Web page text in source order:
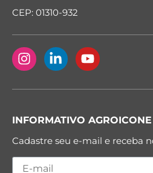
CEP: 01310-932
INFORMATIVO AGROICONE
Cadastre seu e-mail e receba